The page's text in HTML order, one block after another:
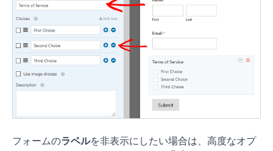
フォームのラベルを非表示にしたい場合は、高度なオプ